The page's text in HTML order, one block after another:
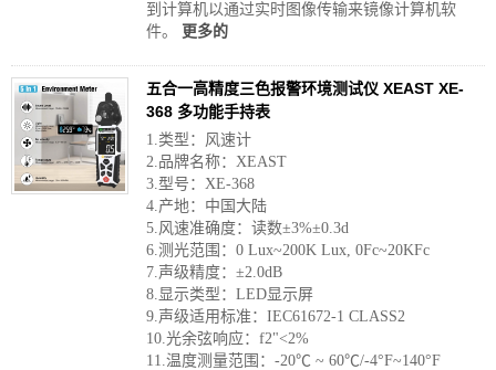
到计算机以通过实时图像传输来镜像计算机软
件。
更多的
五合一高精度三色报警环境测试仪 XEAST XE-
368 多功能手持表
1.类型：风速计
2.品牌名称：XEAST
3.型号：XE-368
4.产地：中国大陆
5.风速准确度：读数±3%±0.3d
6.测光范围：0 Lux~200K Lux, 0Fc~20KFc
7.声级精度：±2.0dB
8.显示类型：LED显示屏
9.声级适用标准：IEC61672-1 CLASS2
10.光余弦响应：f2"<2%
11.温度测量范围：-20℃ ~ 60℃/-4°F~140°F